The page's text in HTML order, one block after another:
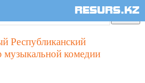
Республиканский
музыкальной комедии